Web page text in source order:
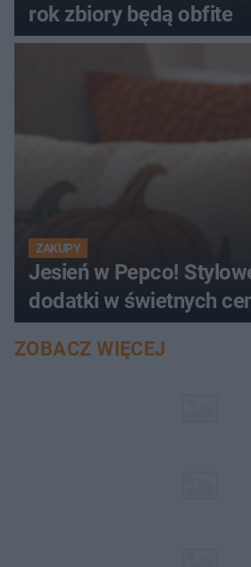
rok zbiory będą obfite
ZAKUPY
Jesień w Pepco!
dodatki w świetnych
ZOBACZ WIĘCEJ